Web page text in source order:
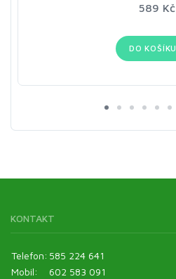
589 Kč
DO KOŠÍKU
KONTAKT
Telefon: 585 224 641
Mobil:
602 583 091